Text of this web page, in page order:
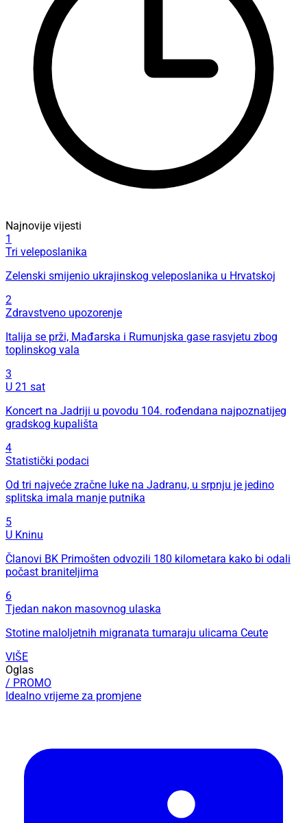
Najnovije vijesti
1
Tri veleposlanika
Zelenski smijenio ukrajinskog veleposlanika u Hrvatskoj
2
Zdravstveno upozorenje
Italija se prži, Mađarska i Rumunjska gase rasvjetu zbog
toplinskog vala
3
U 21 sat
Koncert na Jadriji u povodu 104. rođendana najpoznatijeg
gradskog kupališta
4
Statistički podaci
Od tri najveće zračne luke na Jadranu, u srpnju je jedino
splitska imala manje putnika
5
U Kninu
Članovi BK Primošten odvozili 180 kilometara kako bi odali
počast braniteljima
6
Tjedan nakon masovnog ulaska
Stotine maloljetnih migranata tumaraju ulicama Ceute
VIŠE
Oglas
/ PROMO
Idealno vrijeme za promjene